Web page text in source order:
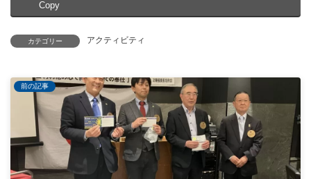
Copy
カテゴリー アクティビティ
前の記事